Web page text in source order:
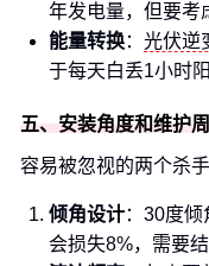
年发电量，但要考
能量转换： 光伏逆
于每天白丢1小时
五、安装角度和维护
容易被忽视的两个杀手
倾角设计：30度
会损失8%，需要